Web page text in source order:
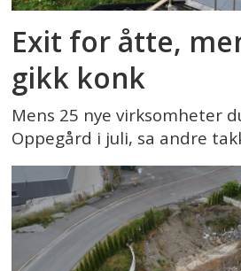
Exit for åtte,
gikk konk
Mens 25 nye virksomheter
Oppegård i juli, sa andre